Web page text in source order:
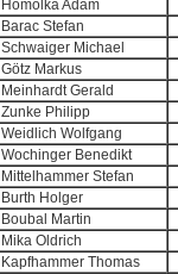
Homolka Adam
Barac Stefan
Schwaiger Michael
Götz Markus
Meinhardt Gerald
Zunke Philipp
Weidlich Wolfgang
Wochinger Benedikt
Mittelhammer Stefan
Burth Holger
Boubal Martin
Mika Oldrich
Kapfhammer Thomas